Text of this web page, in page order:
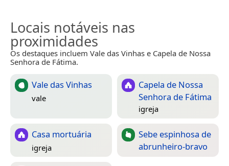
Locais notáveis nas
proximidades
Os destaques incluem Vale das Vinhas e Capela de Nossa
Senhora de Fátima.
Vale das Vinhas
vale
Capela de Nossa
Senhora de Fátima
igreja
Casa mortuária
igreja
Sebe espinhosa de
abrunheiro-bravo